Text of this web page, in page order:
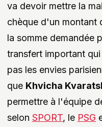
va devoir mettre la
chèque d'un montant
la somme demandée
transfert important
pas les envies
que Khvicha
permettre à l'équipe
selon SPORT, le PSG